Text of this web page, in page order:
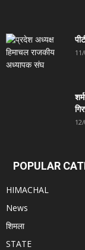
POPULAR
HIMACHAL
News
शिमला
STATE